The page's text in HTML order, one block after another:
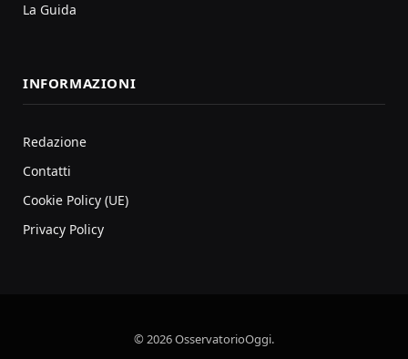
La Guida
INFORMAZIONI
Redazione
Contatti
Cookie Policy (UE)
Privacy Policy
© 2026 OsservatorioOggi.